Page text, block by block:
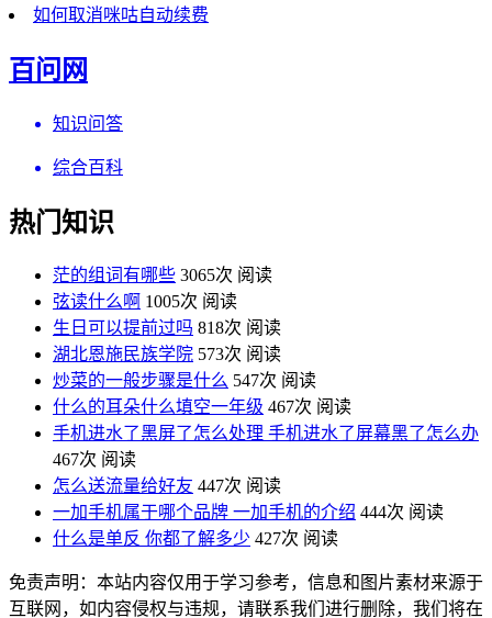
如何取消咪咕自动续费
百问网
知识问答
综合百科
热门知识
茫的组词有哪些 3065次 阅读
弦读什么啊 1005次 阅读
生日可以提前过吗 818次 阅读
湖北恩施民族学院 573次 阅读
炒菜的一般步骤是什么 547次 阅读
什么的耳朵什么填空一年级 467次 阅读
手机进水了黑屏了怎么处理 手机进水了屏幕黑了怎么办
467次 阅读
怎么送流量给好友 447次 阅读
一加手机属于哪个品牌 一加手机的介绍 444次 阅读
什么是单反 你都了解多少 427次 阅读
免责声明：本站内容仅用于学习参考，信息和图片素材来源于
互联网，如内容侵权与违规，请联系我们进行删除，我们将在